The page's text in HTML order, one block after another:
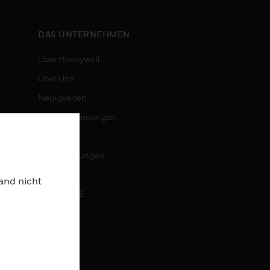
DAS UNTERNEHMEN
Über Honeywell
Über Uns
Neuigkeiten
Pressemitteilungen
Veranstaltungen
KARRIERE
nicht